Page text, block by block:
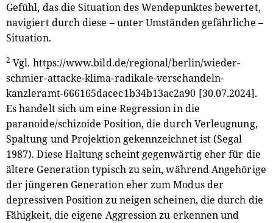
Gefühl, das die Situation des Wendepunktes bewertet,
navigiert durch diese – unter Umständen gefährliche –
Situation.
2 Vgl. https://www.bild.de/regional/berlin/wieder-
schmier-attacke-klima-radikale-verschandeln-
kanzleramt-666165dacec1b34b13ac2a90 [30.07.2024].
Es handelt sich um eine Regression in die
paranoide/schizoide Position, die durch Verleugnung,
Spaltung und Projektion gekennzeichnet ist (Segal
1987). Diese Haltung scheint gegenwärtig eher für die
ältere Generation typisch zu sein, während Angehörige
der jüngeren Generation eher zum Modus der
depressiven Position zu neigen scheinen, die durch die
Fähigkeit, die eigene Aggression zu erkennen und